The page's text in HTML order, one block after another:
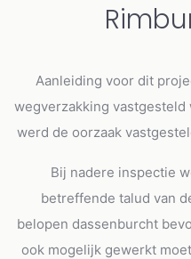
Aanleiding voor dit
wegverzakking vastgesteld
werd de oorzaak
Bij nadere inspectie
betreffende talud van
belopen dassenburcht
ook mogelijk gewerkt